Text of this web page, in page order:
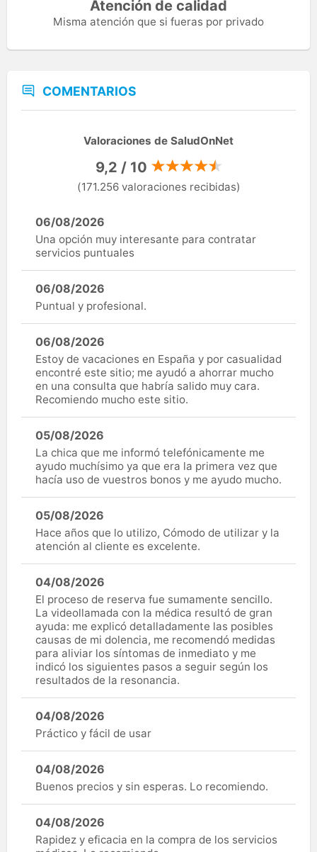
Atención de calidad
Misma atención que si fueras por privado
COMENTARIOS
Valoraciones de SaludOnNet
9,2 / 10
(171.256 valoraciones recibidas)
06/08/2026
Una opción muy interesante para contratar
servicios puntuales
06/08/2026
Puntual y profesional.
06/08/2026
Estoy de vacaciones en España y por casualidad
encontré este sitio; me ayudó a ahorrar mucho
en una consulta que habría salido muy cara.
Recomiendo mucho este sitio.
05/08/2026
La chica que me informó telefónicamente me
ayudo muchísimo ya que era la primera vez que
hacía uso de vuestros bonos y me ayudo mucho.
05/08/2026
Hace años que lo utilizo, Cómodo de utilizar y la
atención al cliente es excelente.
04/08/2026
El proceso de reserva fue sumamente sencillo.
La videollamada con la médica resultó de gran
ayuda: me explicó detalladamente las posibles
causas de mi dolencia, me recomendó medidas
para aliviar los síntomas de inmediato y me
indicó los siguientes pasos a seguir según los
resultados de la resonancia.
04/08/2026
Práctico y fácil de usar
04/08/2026
Buenos precios y sin esperas. Lo recomiendo.
04/08/2026
Rapidez y eficacia en la compra de los servicios